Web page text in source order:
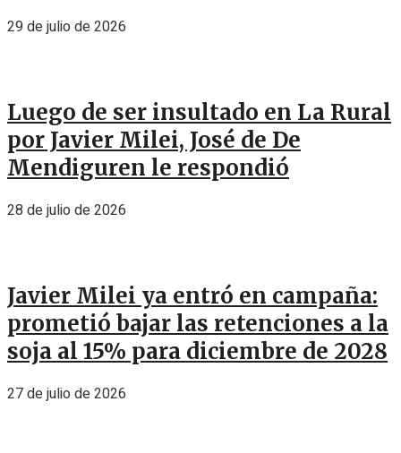
29 de julio de 2026
Luego de ser insultado en La Rural
por Javier Milei, José de De
Mendiguren le respondió
28 de julio de 2026
Javier Milei ya entró en campaña:
prometió bajar las retenciones a la
soja al 15% para diciembre de 2028
27 de julio de 2026